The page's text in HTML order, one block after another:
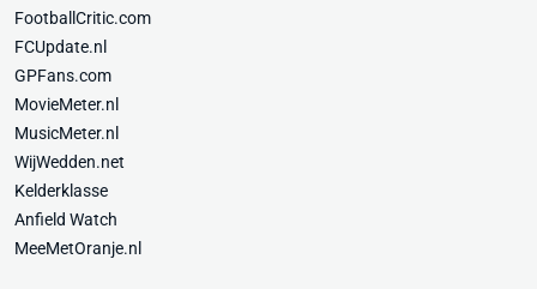
FootballCritic.com
FCUpdate.nl
GPFans.com
MovieMeter.nl
MusicMeter.nl
WijWedden.net
Kelderklasse
Anfield Watch
MeeMetOranje.nl